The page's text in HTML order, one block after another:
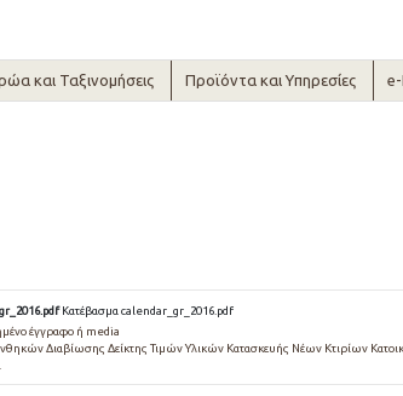
και Ταξινομήσεις Προϊόντα και Υπηρεσίες
Κατέβασμα calendar_gr_2016.pdf
έγγραφο ή media
Διαβίωσης Δείκτης Τιμών Υλικών Κατασκευής Νέων Κτιρίων